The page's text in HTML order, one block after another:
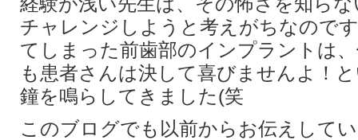
チャレンジしようと考えがちなので
てしまった前歯部のインプラントは
も患者さんは決して喜びませんよ！
鐘を鳴らしてきました(笑
このブログでも以前からお伝えして